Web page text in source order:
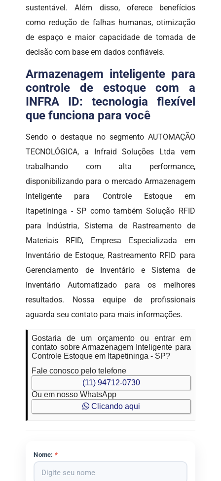
sustentável. Além disso, oferece benefícios
como redução de falhas humanas, otimização
de espaço e maior capacidade de tomada de
decisão com base em dados confiáveis.
Armazenagem inteligente para
controle de estoque com a
INFRA ID: tecnologia flexível
que funciona para você
Sendo o destaque no segmento AUTOMAÇÃO
TECNOLÓGICA, a Infraid Soluções Ltda vem
trabalhando com alta performance,
disponibilizando para o mercado Armazenagem
Inteligente para Controle Estoque em
Itapetininga - SP como também Solução RFID
para Indústria, Sistema de Rastreamento de
Materiais RFID, Empresa Especializada em
Inventário de Estoque, Rastreamento RFID para
Gerenciamento de Inventário e Sistema de
Inventário Automatizado para os melhores
resultados. Nossa equipe de profissionais
aguarda seu contato para mais informações.
Gostaria de um orçamento ou entrar em
contato sobre Armazenagem Inteligente para
Controle Estoque em Itapetininga - SP?
Fale conosco pelo telefone
(11) 94712-0730
Ou em nosso WhatsApp
Clicando aqui
Nome: *